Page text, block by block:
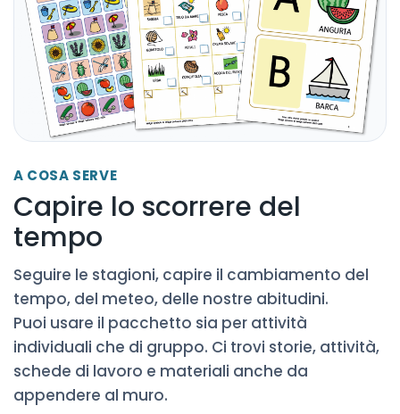
A COSA SERVE
Capire lo scorrere del
tempo
Seguire le stagioni, capire il cambiamento del
tempo, del meteo, delle nostre abitudini.
Puoi usare il pacchetto sia per attività
individuali che di gruppo. Ci trovi storie, attività,
schede di lavoro e materiali anche da
appendere al muro.